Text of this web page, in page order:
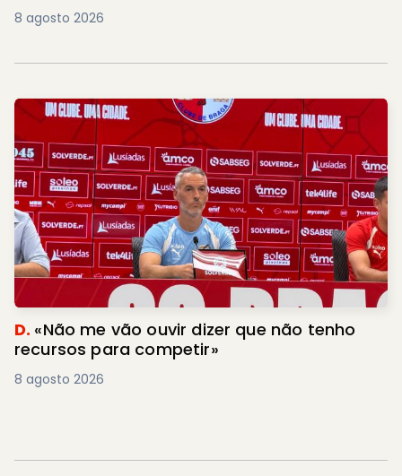
8 agosto 2026
D. «Não me vão ouvir dizer que não tenho
recursos para competir»
8 agosto 2026